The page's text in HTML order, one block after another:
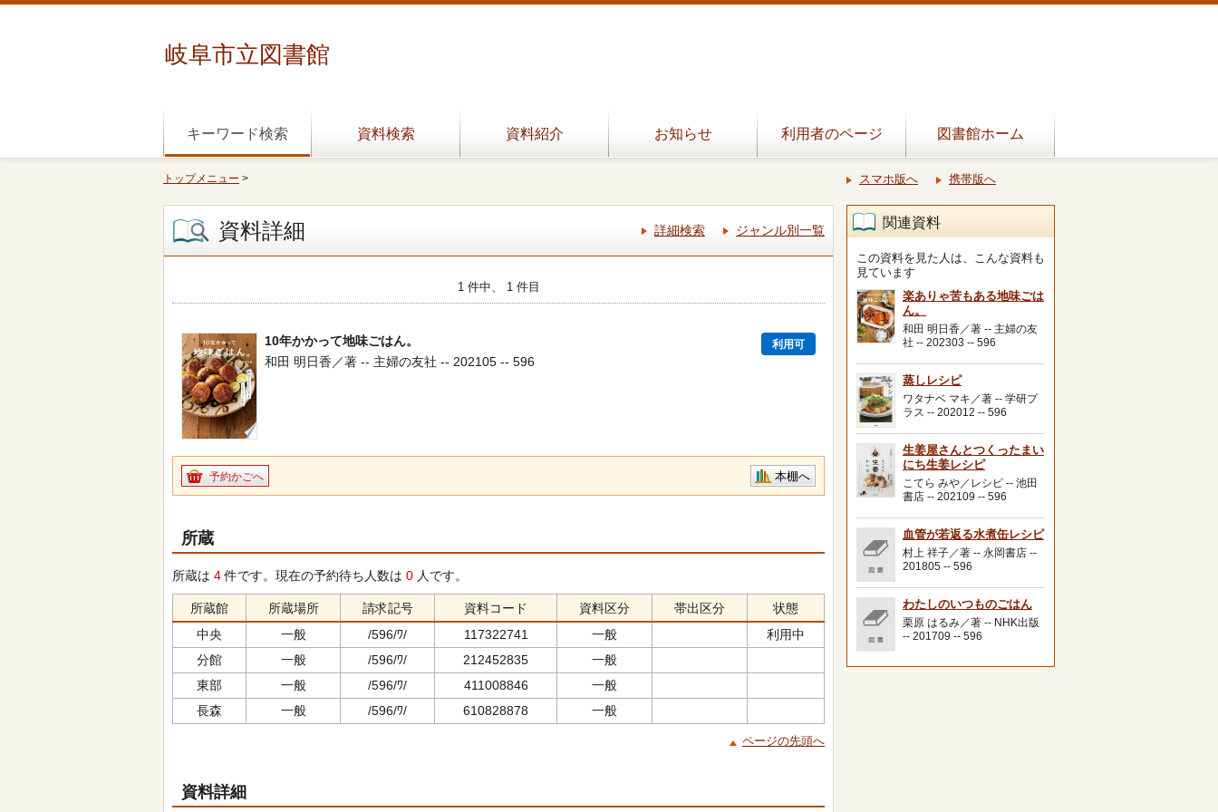
岐阜市立図書館
キーワード検索 資料検索 資料紹介 お知らせ 利用者のページ 図書館ホーム
トップメニュー > スマホ版へ 携帯版へ
資料詳細 詳細検索 ジャンル別一覧
1 件中、 1 件目
10年かかって地味ごはん。 利用可
和田 明日香／著 -- 主婦の友社 -- 202105 -- 596
予約かごへ 本棚へ
所蔵
所蔵は 4件です。現在の予約待ち人数は 0 人です。
所蔵館 所蔵場所 請求記号 資料コード 資料区分 帯出区分
状態
中央
一般 /596/ﾜ/ 117322741 一般
利用中
分館
一般 /596/ﾜ/ 212452835
一般
東部
一般 /596/ﾜ/ 411008846
一般
長森
一般 /596/ﾜ/ 610828878 一般
ページの先頭へ
資料詳細
関連資料
この資料を見た人は、こんな資料も
見ています
楽ありゃ苦もある地味ごは
ん。
和田 明日香／著 -- 主婦の友
社 -- 202303 -- 596
蒸しレシピ
ワタナベ マキ／著 -- 学研プ
ラス -- 202012 -- 596
生姜屋さんとつくったまい
にち生姜レシピ
こてら みや／レシピ -- 池田
書店 -- 202109 -- 596
血管が若返る水煮缶レシピ
村上 祥子／著 -- 永岡書店 --
201805 -- 596
わたしのいつものごはん
栗原 はるみ／著 -- NHK出版
-- 201709 -- 596